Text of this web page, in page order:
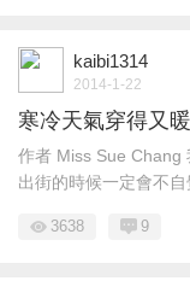
kaibi1314
2014-1-22
寒冷天氣穿得又
作者 Miss Sue Chang
出街的時候一定會不自
3638 9